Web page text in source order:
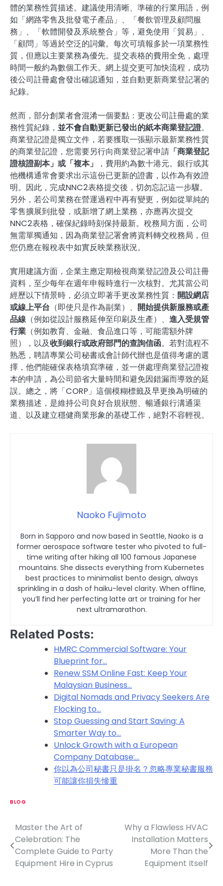
體的業務性質描述。建議使用清晰、準確的行業用語，例
如「網路零售及批發電子產品」、「餐飲管理及顧問服
務」、「軟體開發及系統整合」等，避免使用「貿易」、
「顧問」等過於空泛的詞彙。每次可填報多於一項業務性
質，但應以主要業務為優先。提交表格的費用全免，處理
時間一般約為數個工作天。網上提交更可加快流程，成功
後公司註冊處會發出確認通知，並自動更新商業登記署的
紀錄。
然而，部分創業者會混淆一個要點：更改公司註冊處的業
務性質紀錄， 並不會自動更新已發出的紙本商業登記證。
商業登記證是獨立文件，若要獲取一張顯示最新業務性質
的商業登記證，您需要另行向商業登記署申請 「商業登記
證核證副本」或「複本」
，費用約為數十港元。銀行或其
他機構通常會要求出示這份已更新的證書，以作為有效證
明。因此，完成NNC2表格提交後，切勿忘記這一步驟。
另外，若公司業務在營運過程中再有變更，例如從單純的
零售擴展到批發，或新增了網上業務，亦應再次提交
NNC2表格，確保紀錄時刻保持最新。稅務局方面，公司
無需單獨通知，因為商業登記署會將資料轉交稅務局，但
您仍應在報稅表中如實反映業務狀況。
實用建議方面，企業主應定期檢視商業登記證及公司註冊
資料，至少每年在週年申報時進行一次核對。尤其當公司
經歷以下情景時，必須立即著手更改業務性質： 開設網店
或線上平台 （即使只是作為副業）、 開始提供新服務或產
品線 （例如從設計服務延伸至印刷及生產）、 進入受規管
行業 （例如教育、金融、食品進口等，可能需額外牌
照），以及收到銀行或政府部門的查詢信函。若對流程不
熟悉，聘請專業公司秘書或會計師代辦也是值得考慮的選
擇，他們能確保表格填寫準確，並一併處理商業登記證複
本的申請，為公司節省大量時間和避免因錯漏而導致的延
誤。總之，將「CORP」這個模糊標籤及早更換為明確的
業務描述，是維持公司良好合規狀態、暢通銀行溝通渠
道、以及建立穩健商業形象的基礎工作，絕對不容輕視。
Naoko Fujimoto
Born in Sapporo and now based in Seattle, Naoko is a
former aerospace software tester who pivoted to full-
time writing after hiking all 100 famous Japanese
mountains. She dissects everything from Kubernetes
best practices to minimalist bento design, always
sprinkling in a dash of haiku-level clarity. When offline,
you’ll find her perfecting latte art or training for her
next ultramarathon.
Related Posts:
HMRC Commercial Software: Your
Blueprint for…
Renew SSM Online Fast: Keep Your
Malaysian Business…
Digital Nomads and Privacy Seekers Are
Flocking to…
Stop Guessing and Start Saving: A
Smarter Way to…
Unlock Growth with a European
Company Database:…
你以為公司秘書只是掛名？忽略專業秘書服務
可能讓你損失慘重
BLOG
P
o
s
Master the Art of
Celebration: The
Complete Guide to Party
Equipment Hire in Cyprus
Why a Flawless HVAC
Installation Matters
More Than the
Equipment Itself